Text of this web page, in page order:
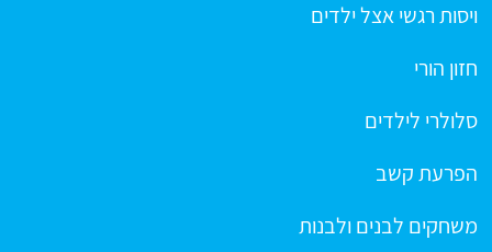
ויסות רגשי אצל ילדים
חזון הורי
סלולרי לילדים
הפרעת קשב
משחקים לבנים ולבנות